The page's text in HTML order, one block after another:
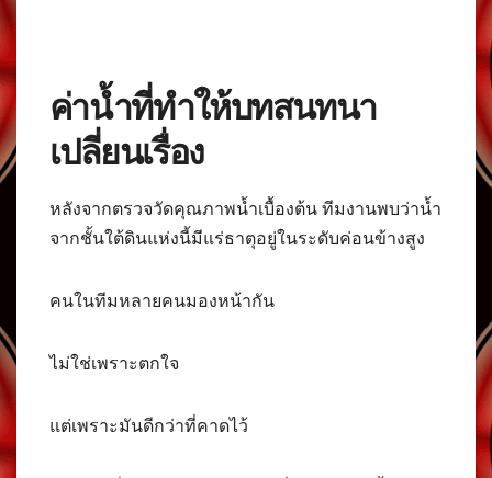
ค่าน้ำที่ทำให้บทสนทนา
เปลี่ยนเรื่อง
หลังจากตรวจวัดคุณภาพน้ำเบื้องต้น ทีมงานพบว่าน้ำ
จากชั้นใต้ดินแห่งนี้มีแร่ธาตุอยู่ในระดับค่อนข้างสูง
คนในทีมหลายคนมองหน้ากัน
ไม่ใช่เพราะตกใจ
แต่เพราะมันดีกว่าที่คาดไว้